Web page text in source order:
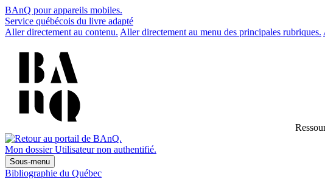
BAnQ pour appareils mobiles.
Service québécois du livre adapté
Aller directement au contenu. Aller directement au menu des principales rubriques.
Mon dossier Utilisateur non authentifié.
Sous-menu
Bibliographie du Québec